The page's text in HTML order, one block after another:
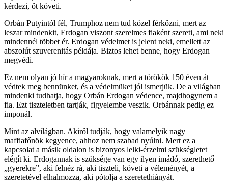
kérdezi, őt követi.
Orbán Putyintól fél, Trumphoz nem tud közel férkőzni, mert az
leszar mindenkit, Erdogan viszont szerelmes fiaként szereti, ami neki
mindennél többet ér. Erdogan védelmet is jelent neki, emellett az
abszolút szuverenitás példája. Biztos lehet benne, hogy Erdogan
megvédi.
Ez nem olyan jó hír a magyaroknak, mert a törökök 150 éven át
védtek meg bennünket, és a védelmüket jól ismerjük. De a világban
mindenki tudhatja, hogy Orbán Erdogan védence, majdhogynem a
fia. Ezt tiszteletben tartják, figyelembe veszik. Orbánnak pedig ez
imponál.
Mint az alvilágban. Akiről tudják, hogy valamelyik nagy
maffiafőnök kegyence, ahhoz nem szabad nyúlni. Mert ez a
kapcsolat a másik oldalon is bizonyos lelki-érzelmi szükségletet
elégít ki. Erdogannak is szüksége van egy ilyen imádó, szerethető
„gyerekre”, aki felnéz rá, aki tiszteli, követi a véleményét, a
szeretetével elhalmozza, aki pótolja a szeretethiányát.